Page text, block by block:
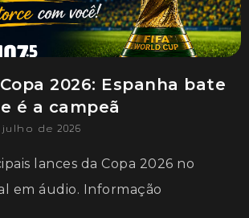
2026: Espanha bate
é a campeã
julho de 2026
lances da Copa 2026 no
em áudio. Informação